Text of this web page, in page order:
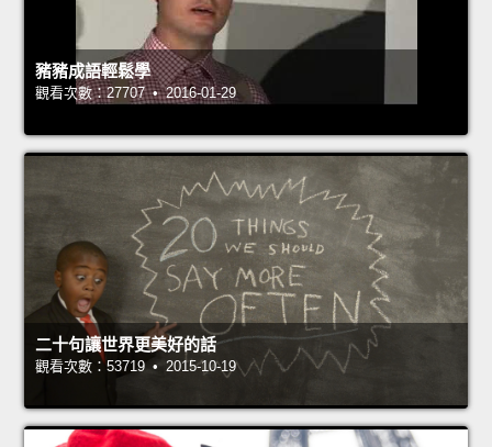
豬豬成語輕鬆學
觀看次數：27707 • 2016-01-29
二十句讓世界更美好的話
觀看次數：53719 • 2015-10-19